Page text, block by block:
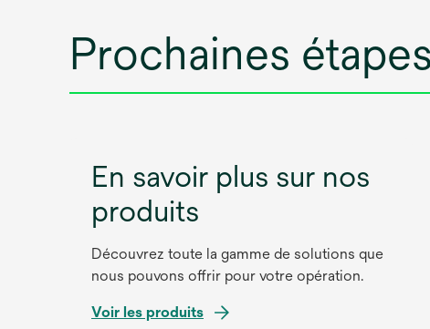
Prochaines étapes
En savoir plus sur nos
produits
Découvrez toute la gamme de solutions que
nous pouvons offrir pour votre opération.
Voir les produits